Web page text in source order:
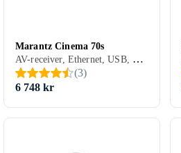
Marantz Cinema 70s
AV-receiver, Ethernet, USB, HDMI, RCA-indgang, RCA-udgang, Koaksialindgang, Optisk indgang, Phono-indgang, Pre-out, Subwooferudgang, 7, Spotify Connect, Tidal, Deezer, TuneIn, Apple AirPlay 2, Amazon Music, Bluetooth, Understøttelse af internetradio, Fjernbetjening, Indbygget Wi-Fi, Appstyring, Multizone (lyd/video flere rum), Bi-amping
(3)
6 748 kr